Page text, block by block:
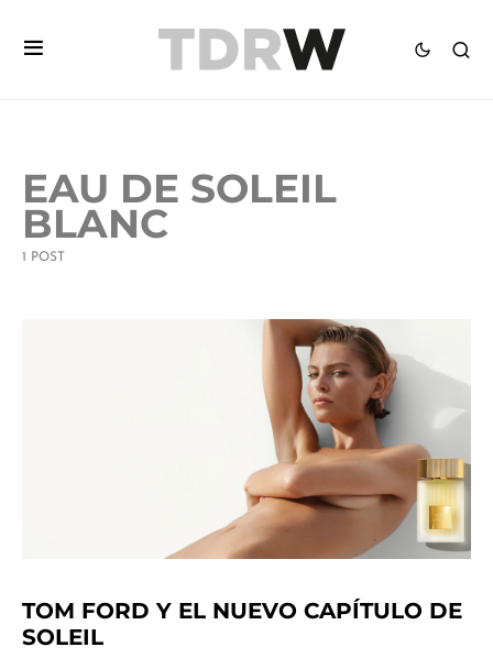
EAU DE SOLEIL
BLANC
1 POST
TOM FORD Y EL NUEVO CAPÍTULO DE
SOLEIL